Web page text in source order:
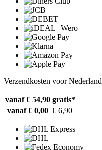
Verzendkosten voor Nederland
vanaf € 54,90 gratis*
vanaf € 0,00 € 6,90